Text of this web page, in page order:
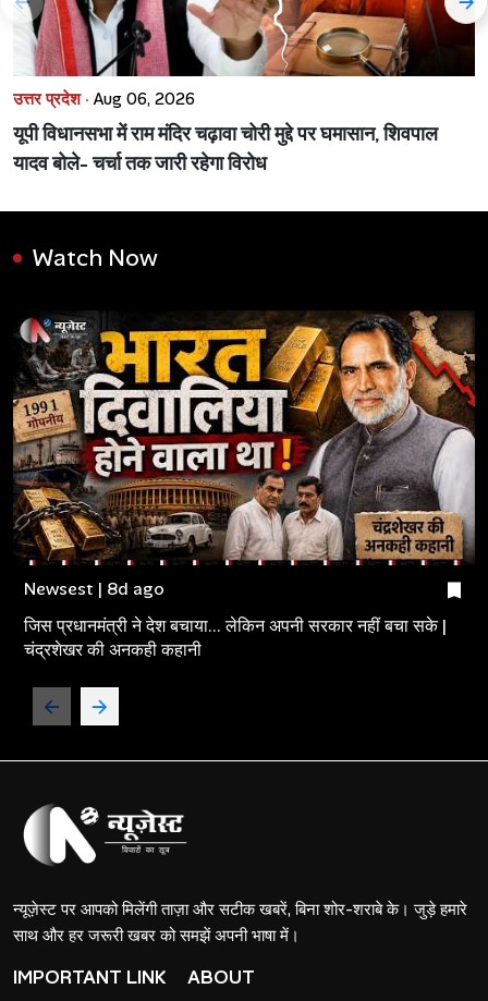
उत्तर प्रदेश · Aug 06, 2026
यूपी विधानसभा में राम मंदिर चढ़ावा चोरी मुद्दे पर घमासान, शिवपाल
यादव बोले- चर्चा तक जारी रहेगा विरोध
Watch Now
Newsest | 8d ago
जिस प्रधानमंत्री ने देश बचाया... लेकिन अपनी सरकार नहीं बचा सके |
चंद्रशेखर की अनकही कहानी
न्यूज़ेस्ट पर आपको मिलेंगी ताज़ा और सटीक खबरें, बिना शोर-शराबे के। जुड़े हमारे
साथ और हर जरूरी खबर को समझें अपनी भाषा में।
IMPORTANT LINK ABOUT